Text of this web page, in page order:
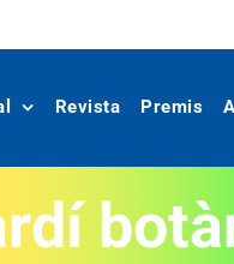
Revista Premis